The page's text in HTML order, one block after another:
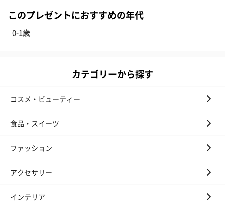
フラワーテディベア
紅茶・コーヒー・スイーツ
への＋αにおすすめです。
このプレゼントにおすすめの年代
0-1歳
カテゴリーから探す
コスメ・ビューティー
食品・スイーツ
ファッション
アクセサリー
インテリア